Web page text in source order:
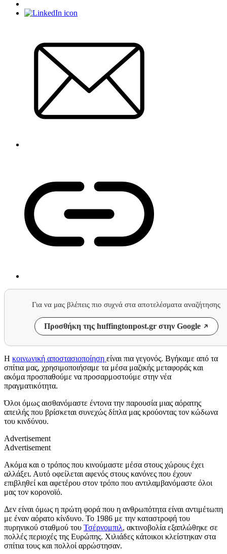
Για να μας βλέπεις πιο συχνά στα αποτελέσματα αναζήτησης
Προσθήκη της huffingtonpost.gr στην Google
Η κοινωνική αποστασιοποίηση είναι πια γεγονός. Βγήκαμε από τα
σπίτια μας, χρησιμοποιήσαμε τα μέσα μαζικής μεταφοράς και
ακόμα προσπαθούμε να προσαρμοστούμε στην νέα
πραγματικότητα.
Όλοι όμως αισθανόμαστε έντονα την παρουσία μιας αόρατης
απειλής που βρίσκεται συνεχώς δίπλα μας κρούοντας τον κώδωνα
του κινδύνου.
Advertisement
Advertisement
Ακόμα και ο τρόπος που κινούμαστε μέσα στους χώρους έχει
αλλάξει. Αυτό οφείλεται αφενός στους κανόνες που έχουν
επιβληθεί και αφετέρου στον τρόπο που αντιλαμβανόμαστε όλοι
μας τον κορονοϊό.
Δεν είναι όμως η πρώτη φορά που η ανθρωπότητα είναι αντιμέτωπη
με έναν αόρατο κίνδυνο. Το 1986 με την καταστροφή του
πυρηνικού σταθμού του Τσέρνομπιλ, ακτινοβολία εξαπλώθηκε σε
πολλές περιοχές της Ευρώπης. Χιλιάδες κάτοικοι κλείστηκαν στα
σπίτια τους και πολλοί αρρώστησαν.